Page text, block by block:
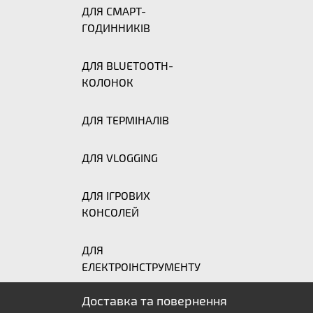
ДЛЯ СМАРТ-
ГОДИННИКІВ
ДЛЯ BLUETOOTH-
КОЛОНОК
ДЛЯ ТЕРМІНАЛІВ
ДЛЯ VLOGGING
ДЛЯ ІГРОВИХ
КОНСОЛЕЙ
ДЛЯ
ЕЛЕКТРОІНСТРУМЕНТУ
Доставка та повернення